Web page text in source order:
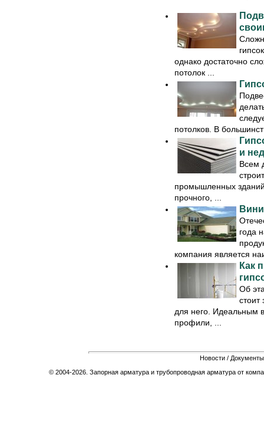
однако достаточно
потолок ...
потолков. В
и
Всем
промышленных зданий
прочного, ...
года
компания является
Как
Об
стоит
для него. Идеальным
профили, ...
Новости / Документы
© 2004-2026. Запорная арматура и трубопроводная арматура от